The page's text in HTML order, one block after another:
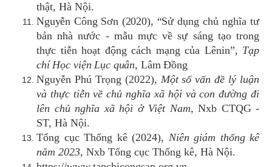
thật, Hà Nội.
Nguyễn Công Sơn (2020), “Sử dụng chủ nghĩa tư
bản nhà nước - mẫu mực về sự sáng tạo trong
thực tiễn hoạt động cách mạng của Lênin”, Tạp
chí Học viện Lục quân, Lâm Đồng
Nguyễn Phú Trọng (2022), Một số vấn đề lý luận
và thực tiễn về chủ nghĩa xã hội và con đường đi
lên chủ nghĩa xã hội ở Việt Nam, Nxb CTQG -
ST, Hà Nội.
Tổng cục Thống kê (2024), Niên giám thống kê
năm 2023, Nxb Tổng cục Thống kê, Hà Nội.